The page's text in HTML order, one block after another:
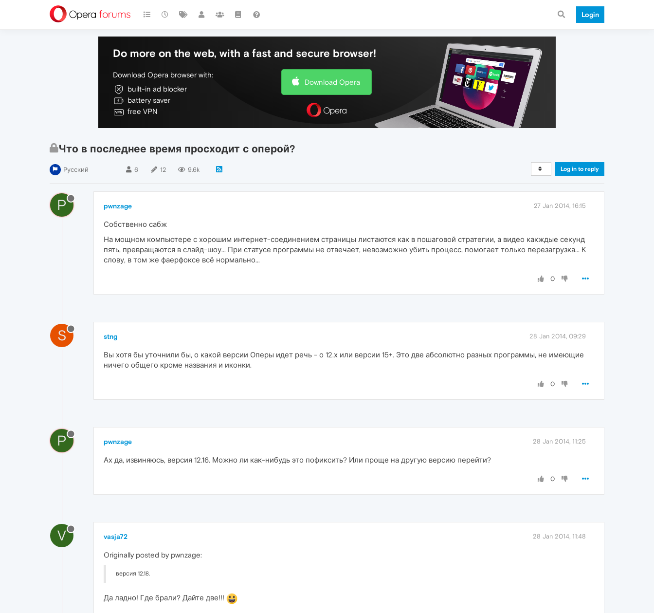
Login
Do more on the web, with a fast and secure browser!
Download Opera browser with:
built-in ad blocker
battery saver
free VPN
Download Opera
Что в последнее время просходит с оперой?
Русский 6 12 9.6k Log in to reply
P pwnzage 27 Jan 2014, 16:15
Собственно сабж
На мощном компьютере с хорошим интернет-соединением страницы листаются как в пошаговой стратегии, а видео какждые секунд
пять, превращаются в слайд-шоу... При статусе программы не отвечает, невозможно убить процесс, помогает только перезагрузка... К
слову, в том же фаерфоксе всё нормально...
0
S stng 28 Jan 2014, 09:29
Вы хотя бы уточнили бы, о какой версии Оперы идет речь - о 12.х или версии 15+. Это две абсолютно разных программы, не имеющие
ничего общего кроме названия и иконки.
0
P pwnzage 28 Jan 2014, 11:25
Ах да, извиняюсь, версия 12.16. Можно ли как-нибудь это пофиксить? Или проще на другую версию перейти?
0
V vasja72 28 Jan 2014, 11:48
Originally posted by pwnzage:
версия 12.18.
Да ладно! Где брали? Дайте две!!!